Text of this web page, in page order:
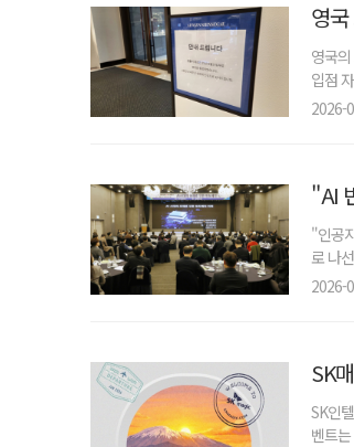
영
영국
입점
2026-
"AI
"인공
로 나
2026-
SK
SK인
벤트